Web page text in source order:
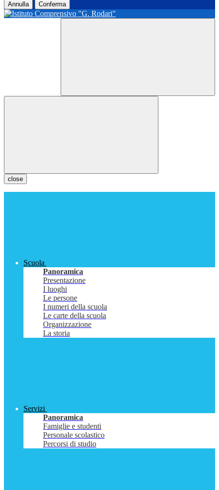
Annulla Conferma
close
Scuola
Panoramica
Presentazione
I luoghi
Le persone
I numeri della scuola
Le carte della scuola
Organizzazione
La storia
Servizi
Panoramica
Famiglie e studenti
Personale scolastico
Percorsi di studio